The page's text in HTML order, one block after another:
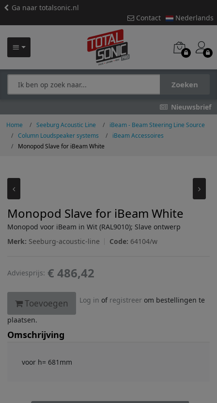
Ga naar totalsonic.nl
Contact
Nederlands
Zoeken
Nieuwsbrief
Home Seeburg Acoustic Line
iBeam - Beam Steering Line Source
Column Loudspeaker systems
iBeam Accessoires
Monopod Slave for iBeam White
Monopod Slave for iBeam White
Monopod voor iBeam in Wit (RAL9010); Slave ontwerp
Merk: Seeburg-acoustic-line Code: 64104/w
Adviesprijs: € 486,42
Toevoegen Log in of registreerom bestellingen te
plaatsen.
Omschrijving
voor h= 681mm